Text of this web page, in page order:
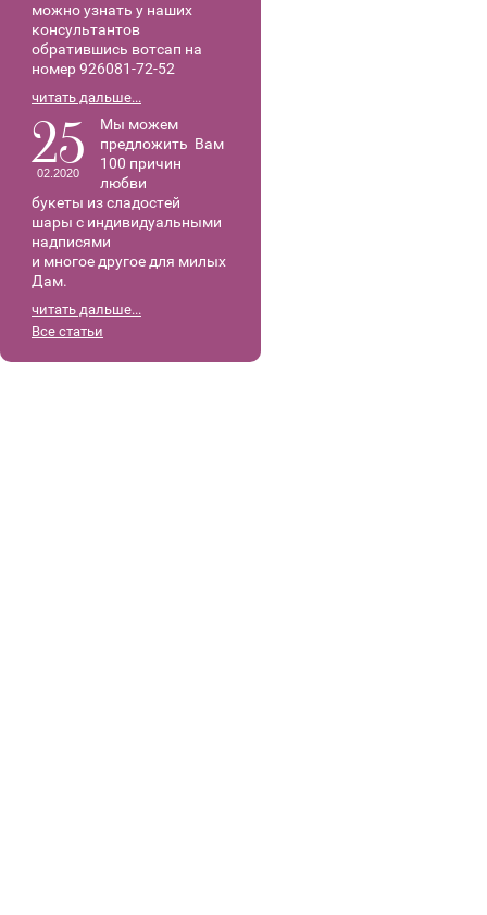
можно узнать у наших
консультантов
обратившись вотсап на
номер 926081-72-52
читать дальше...
25
02.2020
Мы можем
предложить Вам
100 причин
любви
букеты из сладостей
шары с индивидуальными
надписями
и многое другое для милых
Дам.
читать дальше...
Все статьи